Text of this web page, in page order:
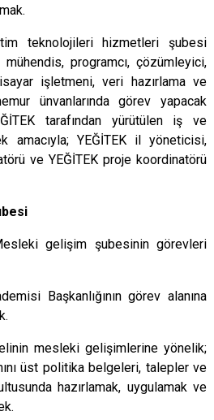
teknolojileri hizmetleri şubesi
programcı, çözümleyici,
işletmeni, veri hazırlama ve
ünvanlarında görev yapacak
tarafından yürütülen iş ve
amacıyla; YEĞİTEK il yöneticisi,
ve YEĞİTEK proje koordinatörü
gelişim şubesinin görevleri
Başkanlığının görev alanına
mesleki gelişimlerine yönelik;
üst politika belgeleri, talepler ve
hazırlamak, uygulamak ve